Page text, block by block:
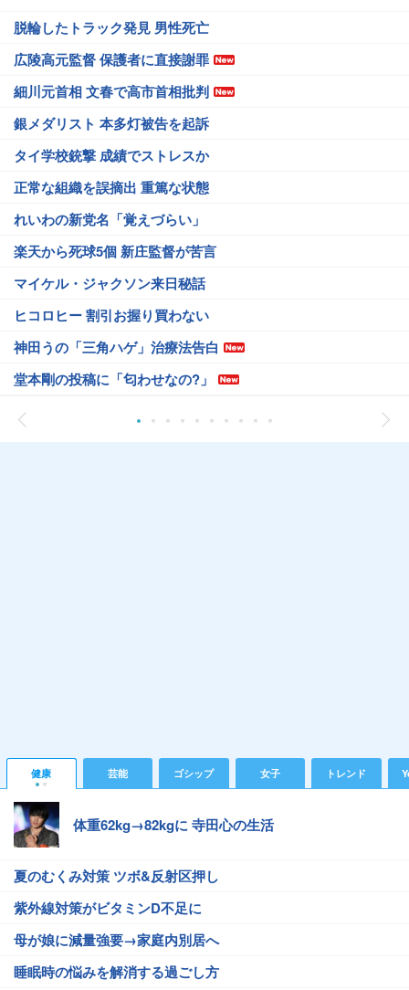
脱輪したトラック発見 男性死亡
広陵高元監督 保護者に直接謝罪
細川元首相 文春で高市首相批判
銀メダリスト 本多灯被告を起訴
タイ学校銃撃 成績でストレスか
正常な組織を誤摘出 重篤な状態
れいわの新党名「覚えづらい」
楽天から死球5個 新庄監督が苦言
マイケル・ジャクソン来日秘話
ヒコロヒー 割引お握り買わない
神田うの「三角ハゲ」治療法告白
堂本剛の投稿に「匂わせなの?」
健康 芸能 ゴシップ 女子 トレンド
体重62kg→82kgに 寺田心の生活
夏のむくみ対策 ツボ&反射区押し
紫外線対策がビタミンD不足に
母が娘に減量強要→家庭内別居へ
睡眠時の悩みを解消する過ごし方